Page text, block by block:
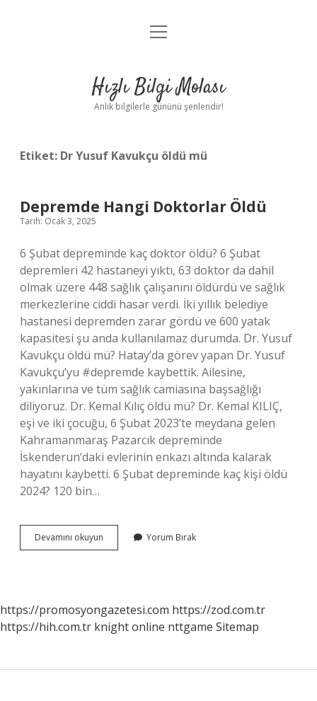
Anasayfa
Yasal Uyarı
menüyü
Hızlı Bilgi Molası
Anlık bilgilerle gününü şenlendir!
Etiket: Dr Yusuf Kavukçu öldü mü
Depremde Hangi Doktorlar Öldü
Tarih: Ocak 3, 2025
6 Şubat depreminde kaç doktor öldü? 6 Şubat
depremleri 42 hastaneyi yıktı, 63 doktor da dahil
olmak üzere 448 sağlık çalışanını öldürdü ve sağlık
merkezlerine ciddi hasar verdi. İki yıllık belediye
hastanesi depremden zarar gördü ve 600 yatak
kapasitesi şu anda kullanılamaz durumda. Dr. Yusuf
Kavukçu öldü mü? Hatay’da görev yapan Dr. Yusuf
Kavukçu’yu #depremde kaybettik. Ailesine,
yakınlarına ve tüm sağlık camiasına başsağlığı
diliyoruz. Dr. Kemal Kılıç öldü mü? Dr. Kemal KILIÇ,
eşi ve iki çocuğu, 6 Şubat 2023’te meydana gelen
Kahramanmaraş Pazarcık depreminde
İskenderun’daki evlerinin enkazı altında kalarak
hayatını kaybetti. 6 Şubat depreminde kaç kişi öldü
2024? 120 bin…
Devamını okuyun Depremde
Hangi
Yorum Bırak
https://promosyongazetesi.com https://zod.com.tr
https://hih.com.tr knight online nttgame Sitemap